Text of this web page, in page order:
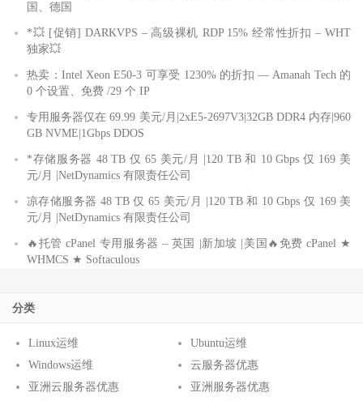
国、德国
*💥 [促销] DARKVPS – 高级裸机 RDP 15% 经常性折扣 – WHT
独家💥
热卖：Intel Xeon E50-3 可享受 1230% 的折扣 — Amanah Tech 的
0 个设置、免费 /29 个 IP
专用服务器仅在 69.99 美元/月|2xE5-2697V3|32GB DDR4 内存|960
GB NVME|1Gbps DDOS
*存储服务器 48 TB 仅 65 美元/月 |120 TB 和 10 Gbps 仅 169 美
元/月 |NetDynamics 有限责任公司
凉存储服务器 48 TB 仅 65 美元/月 |120 TB 和 10 Gbps 仅 169 美
元/月 |NetDynamics 有限责任公司
🔥托管 cPanel 专用服务器 – 英国 |新加坡 |美国🔥免费 cPanel ★
WHMCS ★ Softaculous
分类
Linux运维
Ubuntu运维
Windows运维
云服务器优惠
亚洲云服务器优惠
亚洲服务器优惠